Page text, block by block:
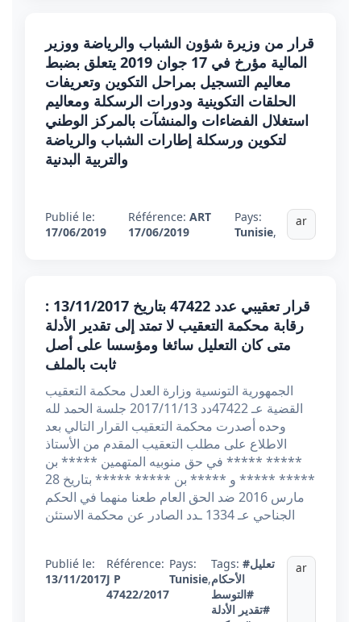
قرار من وزيرة شؤون الشباب والرياضة ووزير
المالية مؤرخ في 17 جوان 2019 يتعلق بضبط
معاليم التسجيل بمراحل التكوين وتعريفات
الحلقات التكوينية ودورات الرسكلة ومعاليم
استغلال الفضاءات والمنشآت بالمركز الوطني
لتكوين ورسكلة إطارات الشباب والرياضة
والتربية البدنية
Publié le:
17/06/2019
Référence: ART
17/06/2019
Pays:
Tunisie,
ar
قرار تعقيبي عدد 47422 بتاريخ 13/11/2017 :
رقابة محكمة التعقيب لا تمتد إلى تقدير الأدلة
متى كان التعليل سائغا ومؤسسا على أصل
ثابت بالملف
الجمهورية التونسية وزارة العدل محكمة التعقيب
القضية عـ 47422دد 2017/11/13 جلسة الحمد لله
وحده أصدرت محكمة التعقيب القرار التالي بعد
الاطلاع على مطلب التعقيب المقدم من الأستاذ
***** ***** في حق منوبيه المتهمين ***** بن
***** ***** و ***** بن ***** ***** بتاريخ 28
مارس 2016 ضد الحق العام طعنا منهما في الحكم
الجناحي عـ 1334 ـدد الصادر عن محكمة الاستئن
Publié le:
13/11/2017
Référence:
J P
47422/2017
Pays:
Tunisie,
Tags: #تعليل
الأحكام
#التوسط
#تقدير الأدلة
ar